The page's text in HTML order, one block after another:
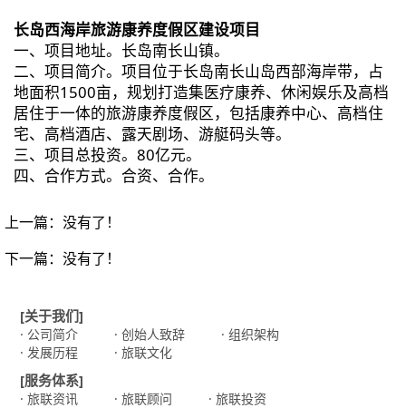
长岛西海岸旅游康养度假区建设项目
一、项目地址。长岛南长山镇。
二、项目简介。项目位于长岛南长山岛西部海岸带，占
地面积1500亩，规划打造集医疗康养、休闲娱乐及高档
居住于一体的旅游康养度假区，包括康养中心、高档住
宅、高档酒店、露天剧场、游艇码头等。
三、项目总投资。80亿元。
四、合作方式。合资、合作。
上一篇：没有了！
下一篇：没有了！
[关于我们]
· 公司简介 · 创始人致辞
· 组织架构
· 发展历程
· 旅联文化
[服务体系]
· 旅联资讯 · 旅联顾问 · 旅联投资